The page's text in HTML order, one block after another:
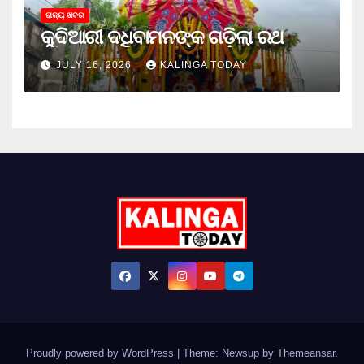
ରାଜ୍ୟ ଖବର
କୁଦିଆରୀ ଦଧିବାମନଙ୍କ ଗଡ଼ିଲା ରଥ
JULY 16, 2026 KALINGA TODAY
Proudly powered by WordPress Theme: Newsup by Themeansar.